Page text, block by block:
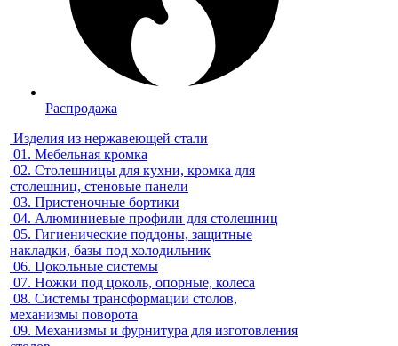
Распродажа
Изделия из нержавеющей стали
01. Мебельная кромка
02. Столешницы для кухни, кромка для
столешниц, стеновые панели
03. Пристеночные бортики
04. Алюминиевые профили для столешниц
05. Гигиенические поддоны, защитные
накладки, базы под холодильник
06. Цокольные системы
07. Ножки под цоколь, опорные, колеса
08. Системы трансформации столов,
механизмы поворота
09. Механизмы и фурнитура для изготовления